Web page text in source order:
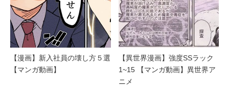
【漫画】新入社員の壊し方５選
【マンガ動画】
【異世界漫画】強度SSラック
1~15 【マンガ動画】異世界ア
ニメ